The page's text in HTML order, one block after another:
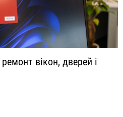
вікон, дверей і